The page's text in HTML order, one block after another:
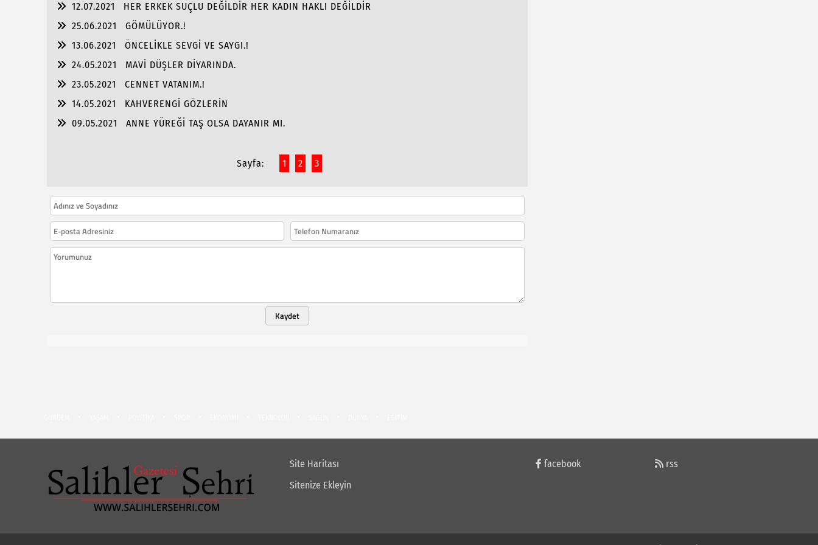
12.07.2021
HER ERKEK SUÇLU DEĞİLDİR HER KADIN HAKLI DEĞİLDİR
25.06.2021
GÖMÜLÜYOR.!
13.06.2021
ÖNCELİKLE SEVGİ VE SAYGI.!
24.05.2021
MAVİ DÜŞLER DİYARINDA.
23.05.2021
CENNET VATANIM.!
14.05.2021
KAHVERENGİ GÖZLERİN
09.05.2021
ANNE YÜREĞİ TAŞ OLSA DAYANIR MI.
Sayfa: 1 2 3
Kaydet
AKSARAYLI OLMAK ELİMDE DEĞİLDİ
Site Haritası
Sitenize Ekleyin
facebook rss